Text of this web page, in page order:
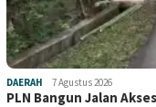
DAERAH 7 Agustus 2026
PLN Bangun Jalan